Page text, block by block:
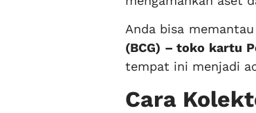
Anda bisa
(BCG) – toko kartu
tempat ini menjadi
Cara